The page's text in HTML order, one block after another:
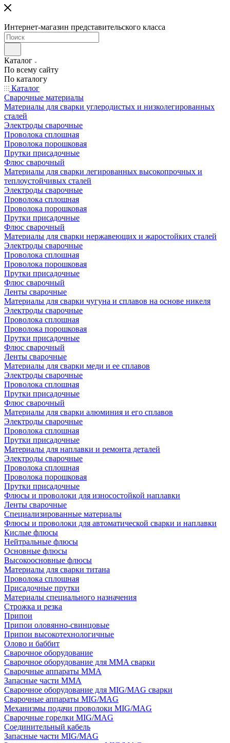
Интернет-магазин представительского класса
Каталог
По всему сайту
По каталогу
Каталог
Сварочные материалы
Материалы для сварки углеродистых и низколегированных
сталей
Электроды сварочные
Проволока сплошная
Проволока порошковая
Прутки присадочные
Флюс сварочный
Материалы для сварки легированных высокопрочных и
теплоустойчивых сталей
Электроды сварочные
Проволока сплошная
Проволока порошковая
Прутки присадочные
Флюс сварочный
Материалы для сварки нержавеющих и жаростойких сталей
Электроды сварочные
Проволока сплошная
Проволока порошковая
Прутки присадочные
Флюс сварочный
Ленты сварочные
Материалы для сварки чугуна и сплавов на основе никеля
Электроды сварочные
Проволока сплошная
Проволока порошковая
Прутки присадочные
Флюс сварочный
Ленты сварочные
Материалы для сварки меди и ее сплавов
Электроды сварочные
Проволока сплошная
Прутки присадочные
Флюс сварочный
Материалы для сварки алюминия и его сплавов
Электроды сварочные
Проволока сплошная
Прутки присадочные
Материалы для наплавки и ремонта деталей
Электроды сварочные
Проволока сплошная
Проволока порошковая
Прутки присадочные
Флюсы и проволоки для износостойкой наплавки
Ленты сварочные
Специализированные материалы
Флюсы и проволоки для автоматической сварки и наплавки
Кислые флюсы
Нейтральные флюсы
Основные флюсы
Высокоосновные флюсы
Материалы для сварки титана
Проволока сплошная
Присадочные прутки
Материалы специального назначения
Строжка и резка
Припои
Припои оловянно-свинцовые
Припои высокотехнологичные
Олово и баббит
Сварочное оборудование
Сварочное оборудование для MMA сварки
Сварочные аппараты MMA
Запасные части MMA
Сварочное оборудование для MIG/MAG сварки
Сварочные аппараты MIG/MAG
Механизмы подачи проволоки MIG/MAG
Сварочные горелки MIG/MAG
Соединительный кабель
Запасные части MIG/MAG